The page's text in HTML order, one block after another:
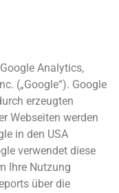
Analytics,
(„Google“). Google
erzeugten
Webseiten werden
in den USA
verwendet diese
Ihre Nutzung
über die